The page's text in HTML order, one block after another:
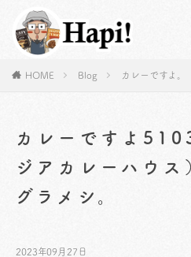
HOME Blog カレーですよ。
カレーですよ
ジアカレーハウス
グラメシ。
2023年09月27日